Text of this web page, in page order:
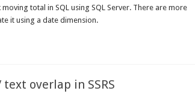
total in SQL using SQL Server. There are more
it using a date dimension.
overlap in SSRS